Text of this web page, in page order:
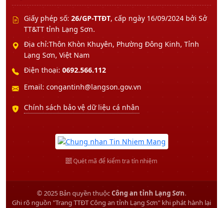
Giấy phép số: 26/GP-TTĐT, cấp ngày 16/09/2024 bởi Sở
TT&TT tỉnh Lạng Sơn.
Địa chỉ:Thôn Khòn Khuyên, Phường Đông Kinh, Tỉnh
Lạng Sơn, Việt Nam
Điện thoại: 0692.566.112
Email: congantinh@langson.gov.vn
Chính sách bảo vệ dữ liệu cá nhân
Quét mã để kiểm tra tín nhiệm
© 2025 Bản quyền thuộcCông an tỉnh Lạng Sơn.
Ghi rõ nguồn "Trang TTĐT Công an tỉnh Lạng Sơn" khi phát hành lại